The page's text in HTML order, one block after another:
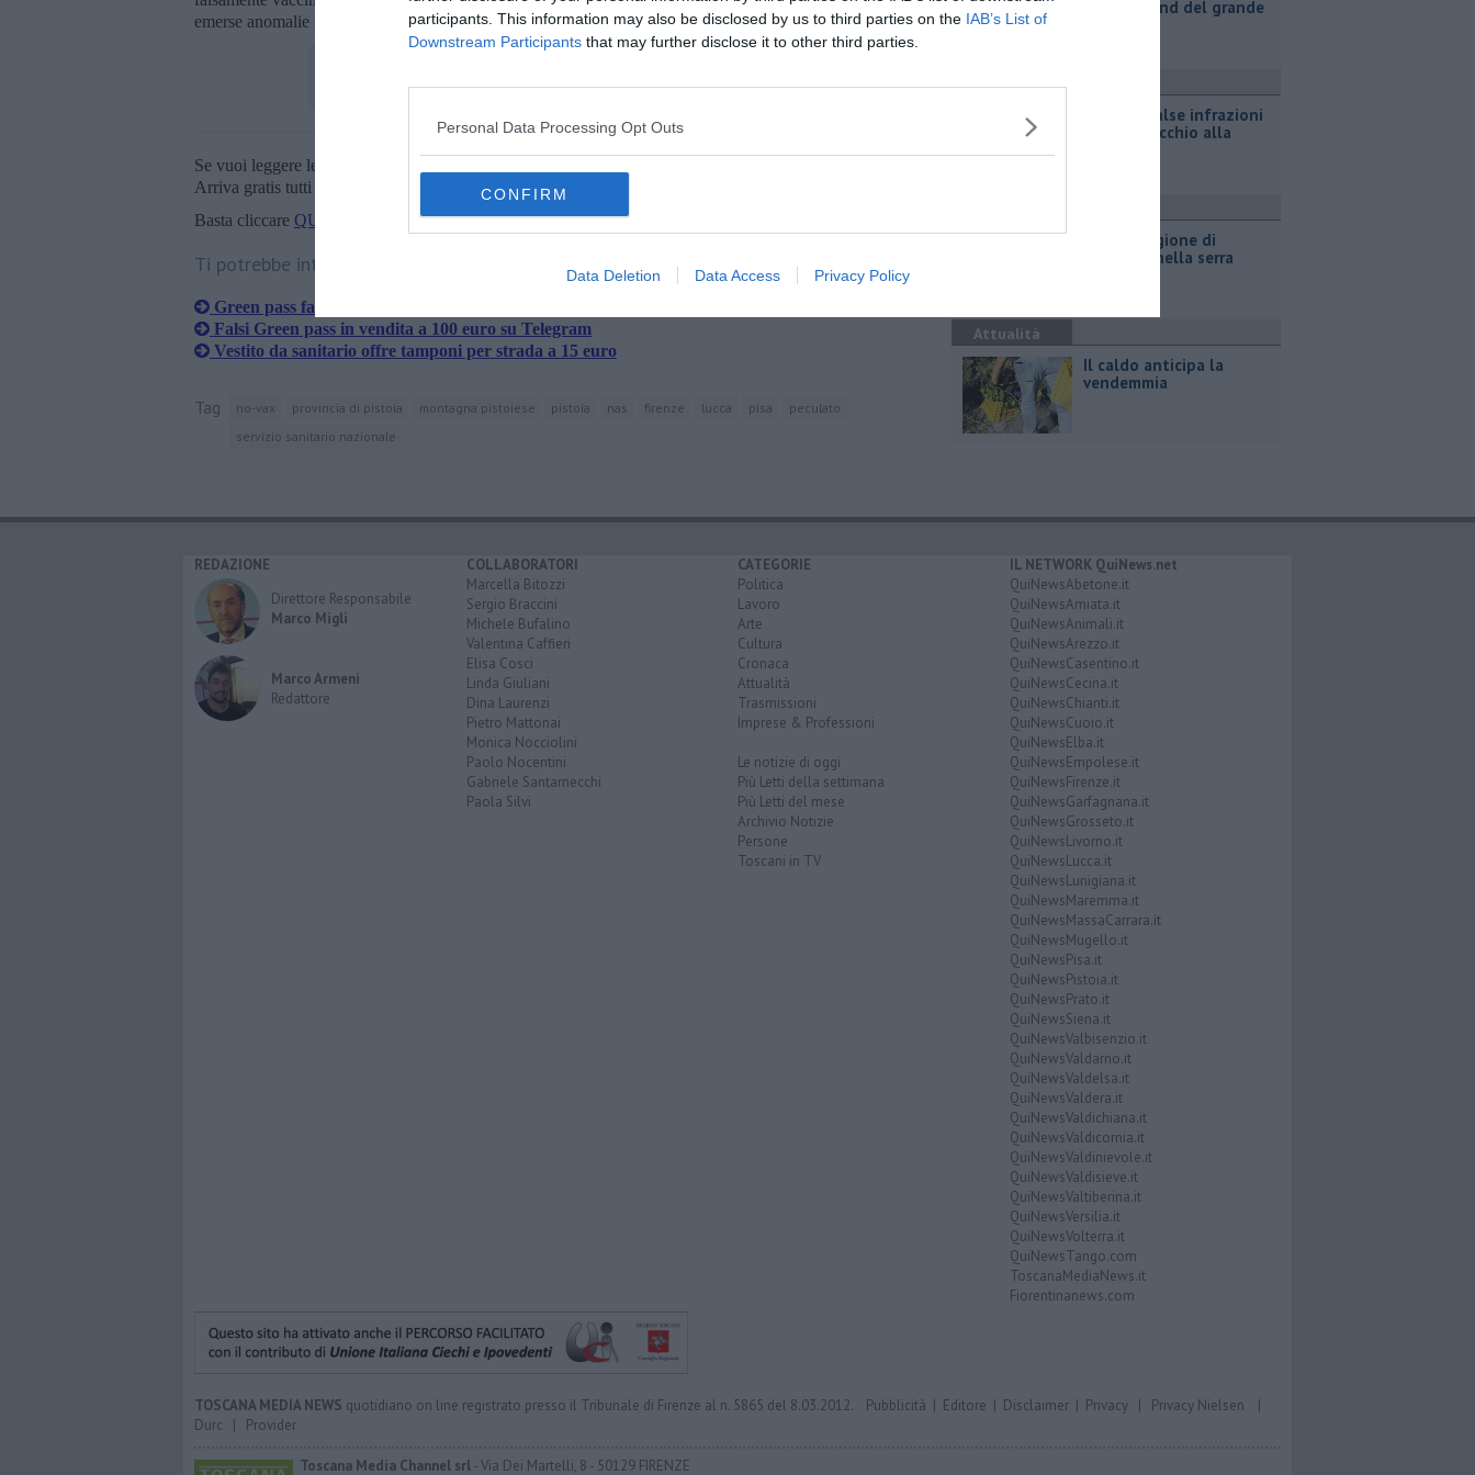
participants. This information may also be disclosed by us to third parties on the IAB’s List of
Downstream Participants that may further disclose it to other third parties.
Personal Data Processing Opt Outs
CONFIRM
Data Deletion Data Access Privacy Policy
emerse anomalie nelle vaccinazioni registrate dal medico in questione.
Se vuoi leggere le notizie principali della Toscana iscriviti alla
Arriva gratis tutti i giorni alle 20:00 direttamente nella tua casella di posta.
Basta cliccare QUI
Ti potrebbe interessare anche:
Green pass falsi, violate le piattaforme web regionali
Falsi Green pass in vendita a 100 euro su Telegram
Vestito da sanitario offre tamponi per strada a 15 euro
Tag no-vax provincia di pistoia montagna pistoiese pistoia nas firenze lucca pisa
peculato
servizio sanitario nazionale
nel weekend del grande
Attualità
Sms per false infrazioni
stradali, occhio alla
La piantagione di
cannabis nella serra
Attualità
Il caldo anticipa la
vendemmia
REDAZIONE
Direttore Responsabile
Marco Migli
Marco Armeni
Redattore
COLLABORATORI
Marcella Bitozzi
Sergio Braccini
Michele Bufalino
Valentina Caffieri
Elisa Cosci
Linda Giuliani
Dina Laurenzi
Pietro Mattonai
Monica Nocciolini
Paolo Nocentini
Gabriele Santarnecchi
Paola Silvi
CATEGORIE
Politica
Lavoro
Arte
Cultura
Cronaca
Attualità
Trasmissioni
Imprese & Professioni
Le notizie di oggi
Più Letti della settimana
Più Letti del mese
Archivio Notizie
Persone
Toscani in TV
IL NETWORK QuiNews.net
QuiNewsAbetone.it
QuiNewsAmiata.it
QuiNewsAnimali.it
QuiNewsArezzo.it
QuiNewsCasentino.it
QuiNewsCecina.it
QuiNewsChianti.it
QuiNewsCuoio.it
QuiNewsElba.it
QuiNewsEmpolese.it
QuiNewsFirenze.it
QuiNewsGarfagnana.it
QuiNewsGrosseto.it
QuiNewsLivorno.it
QuiNewsLucca.it
QuiNewsLunigiana.it
QuiNewsMaremma.it
QuiNewsMassaCarrara.it
QuiNewsMugello.it
QuiNewsPisa.it
QuiNewsPistoia.it
QuiNewsPrato.it
QuiNewsSiena.it
QuiNewsValbisenzio.it
QuiNewsValdarno.it
QuiNewsValdelsa.it
QuiNewsValdera.it
QuiNewsValdichiana.it
QuiNewsValdicornia.it
QuiNewsValdinievole.it
QuiNewsValdisieve.it
QuiNewsValtiberina.it
QuiNewsVersilia.it
QuiNewsVolterra.it
QuiNewsTango.com
ToscanaMediaNews.it
Fiorentinanews.com
TOSCANA MEDIA NEWS quotidiano on line registrato presso il Tribunale di Firenze al n. 5865 del 8.03.2012. Pubblicità | Editore | Disclaimer | Privacy | Privacy Nielsen |
Durc | Provider
Toscana Media Channel srl- Via Dei Martelli, 8 - 50129 FIRENZE